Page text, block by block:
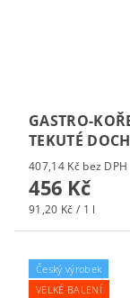
GASTRO-
TEKUTÉ
407,14 Kč bez DPH
456 Kč
91,20 Kč / 1 l
Český výrobek
VELKÉ BALENÍ